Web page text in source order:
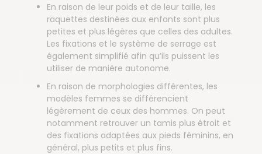
En raison de leur poids et de leur taille, les
raquettes destinées aux enfants sont plus
petites et plus légères que celles des adultes.
Les fixations et le système de serrage est
également simplifié afin qu’ils puissent les
utiliser de manière autonome.
En raison de morphologies différentes, les
modèles femmes se différencient
légèrement de ceux des hommes. On peut
notamment retrouver un tamis plus étroit et
des fixations adaptées aux pieds féminins, en
général, plus petits et plus fins.